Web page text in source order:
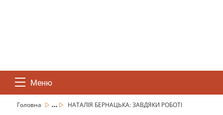
Меню
Головна ...
НАТАЛІЯ БЕРНАЦЬКА: ЗАВДЯКИ РОБОТІ